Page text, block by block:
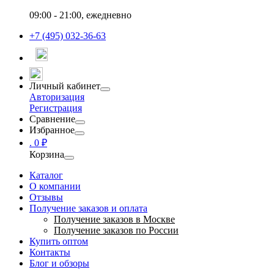
09:00 - 21:00, ежедневно
+7 (495) 032-36-63
Личный кабинет
Авторизация
Регистрация
Сравнение
Избранное
. 0 ₽
Корзина
Каталог
О компании
Отзывы
Получение заказов и оплата
Получение заказов в Москве
Получение заказов по России
Купить оптом
Контакты
Блог и обзоры